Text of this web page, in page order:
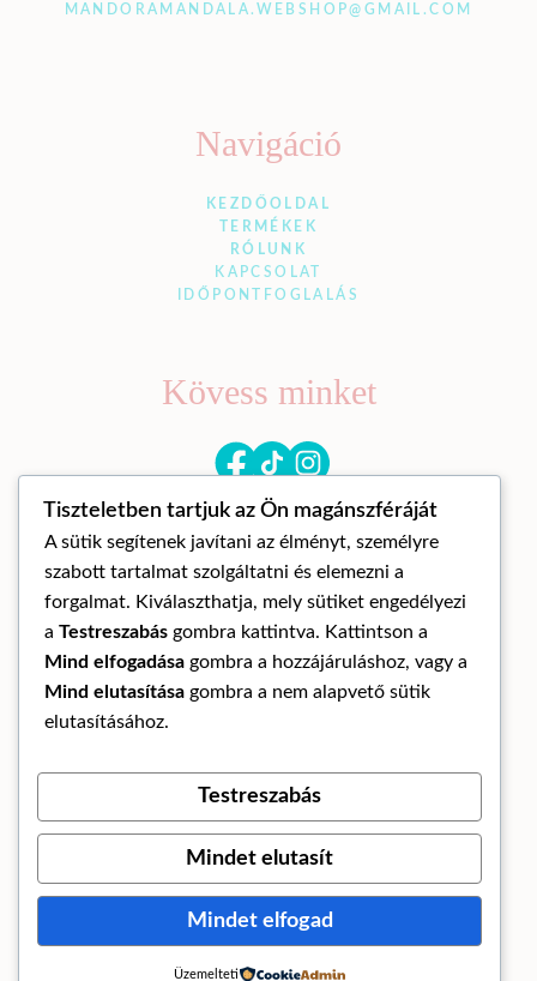
MANDORAMANDALA.WEBSHOP@GMAIL.COM
Navigáció
KEZDŐOLDAL
TERMÉKEK
RÓLUNK
KAPCSOLAT
IDŐPONTFOGLALÁS
Kövess minket
© Mandora mandala 2026
ÁLTALÁNOS SZERZŐDÉSI FELTÉTELEK
Az oldalt készítette:
Tiszteletben tartjuk az Ön magánszféráját
A sütik segítenek javítani az élményt, személyre
szabott tartalmat szolgáltatni és elemezni a
forgalmat. Kiválaszthatja, mely sütiket engedélyezi
a Testreszabás gombra kattintva. Kattintson a
Mind elfogadása gombra a hozzájáruláshoz, vagy a
Mind elutasítása gombra a nem alapvető sütik
elutasításához.
Testreszabás
Mindet elutasít
Mindet elfogad
Üzemelteti